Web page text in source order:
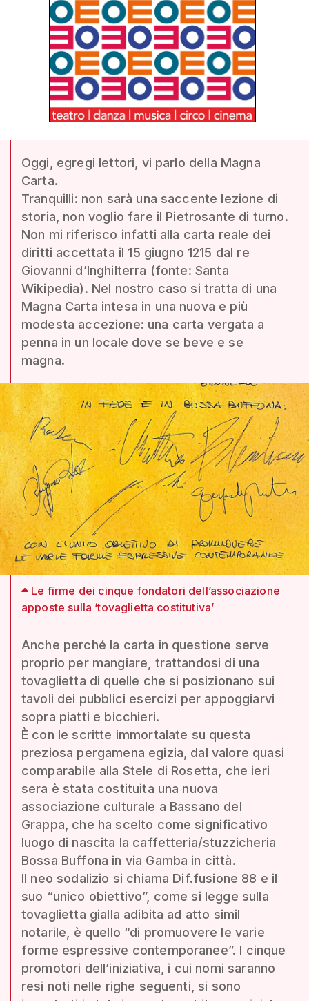
Oggi, egregi lettori, vi parlo della Magna
Carta.
Tranquilli: non sarà una saccente lezione di
storia, non voglio fare il Pietrosante di turno.
Non mi riferisco infatti alla carta reale dei
diritti accettata il 15 giugno 1215 dal re
Giovanni d’Inghilterra (fonte: Santa
Wikipedia). Nel nostro caso si tratta di una
Magna Carta intesa in una nuova e più
modesta accezione: una carta vergata a
penna in un locale dove se beve e se
magna.
Le firme dei cinque fondatori dell’associazione
apposte sulla ‘tovaglietta costitutiva’
Anche perché la carta in questione serve
proprio per mangiare, trattandosi di una
tovaglietta di quelle che si posizionano sui
tavoli dei pubblici esercizi per appoggiarvi
sopra piatti e bicchieri.
È con le scritte immortalate su questa
preziosa pergamena egizia, dal valore quasi
comparabile alla Stele di Rosetta, che ieri
sera è stata costituita una nuova
associazione culturale a Bassano del
Grappa, che ha scelto come significativo
luogo di nascita la caffetteria/stuzzicheria
Bossa Buffona in via Gamba in città.
Il neo sodalizio si chiama Dif.fusione 88 e il
suo “unico obiettivo”, come si legge sulla
tovaglietta gialla adibita ad atto simil
notarile, è quello “di promuovere le varie
forme espressive contemporanee”. I cinque
promotori dell’iniziativa, i cui nomi saranno
resi noti nelle righe seguenti, si sono